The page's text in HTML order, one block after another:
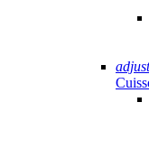
adjust